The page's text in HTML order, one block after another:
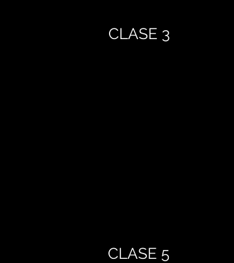
CLASE 3
CLASE 5